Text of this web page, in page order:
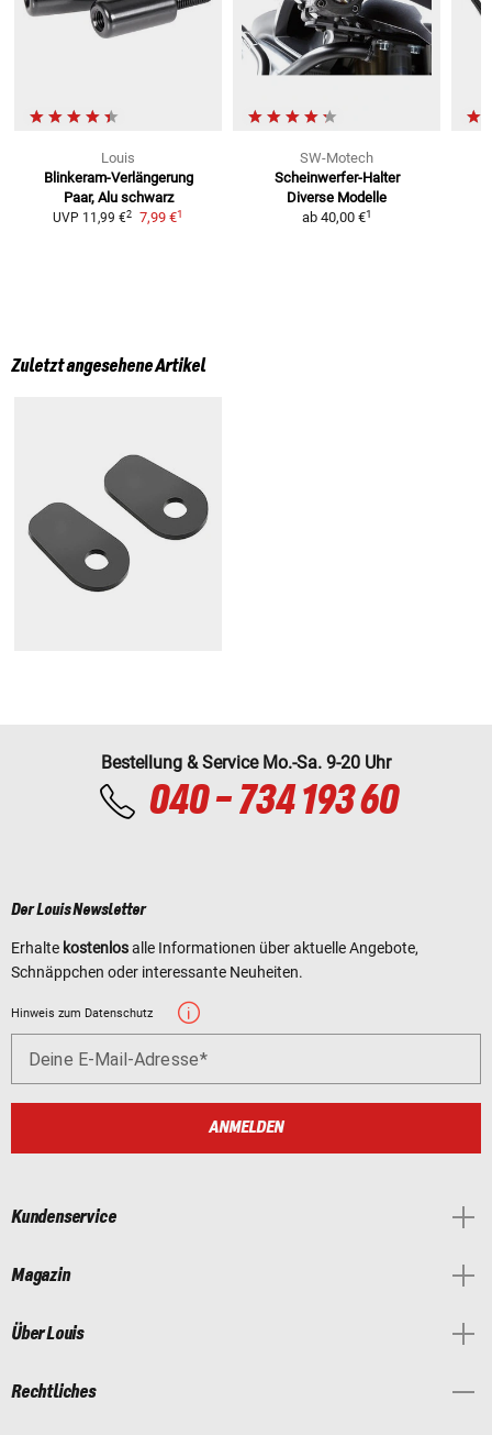
Louis
Blinkeram-Verlängerung
Paar, Alu schwarz
UVP 11,99 €2 7,99 €1
SW-Motech
Scheinwerfer-Halter
Diverse Modelle
ab 40,00 €1
Zuletzt angesehene Artikel
Bestellung & Service Mo.-Sa. 9-20 Uhr
040 - 734 193 60
Der Louis Newsletter
Erhalte kostenlosalle Informationen über aktuelle Angebote,
Schnäppchen oder interessante Neuheiten.
Hinweis zum Datenschutz
Deine E-Mail-Adresse
ANMELDEN
Kundenservice
Magazin
Über Louis
Rechtliches